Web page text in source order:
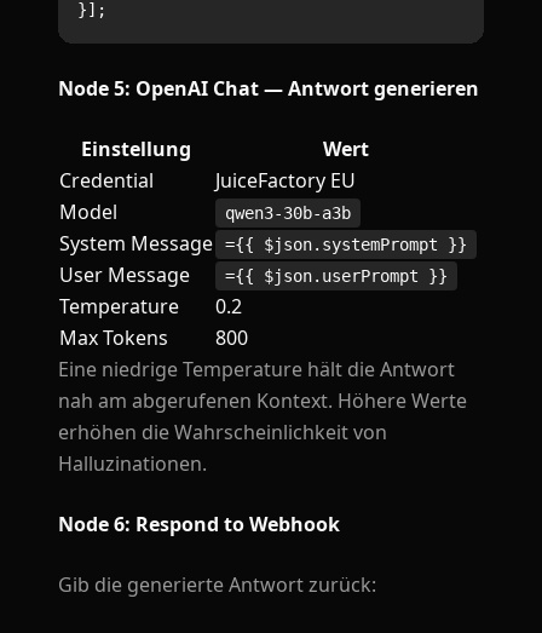
Node 5: OpenAI Chat — Antwort generieren
Einstellung
Wert
Credential
JuiceFactory EU
Model
qwen3-30b-a3b
System Message ={{ $json.systemPrompt }}
User Message ={{ $json.userPrompt }}
Temperature
0.2
Max Tokens
800
Eine niedrige Temperature hält die Antwort
nah am abgerufenen Kontext. Höhere Werte
erhöhen die Wahrscheinlichkeit von
Halluzinationen.
Node 6: Respond to Webhook
Gib die generierte Antwort zurück: